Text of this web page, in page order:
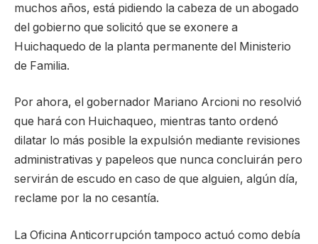
muchos años, está pidiendo la cabeza de un abogado
del gobierno que solicitó que se exonere a
Huichaquedo de la planta permanente del Ministerio
de Familia.
Por ahora, el gobernador Mariano Arcioni no resolvió
que hará con Huichaqueo, mientras tanto ordenó
dilatar lo más posible la expulsión mediante revisiones
administrativas y papeleos que nunca concluirán pero
servirán de escudo en caso de que alguien, algún día,
reclame por la no cesantía.
La Oficina Anticorrupción tampoco actuó como debía